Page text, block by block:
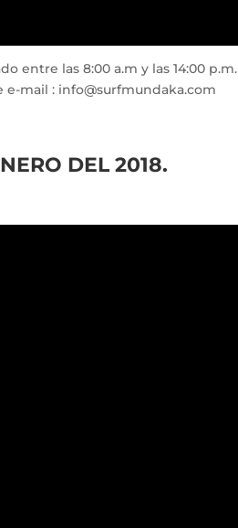
entre las 8:00 a.m y las 14:00 p.m.
e-mail : info@surfmundaka.com
DEL 2018.